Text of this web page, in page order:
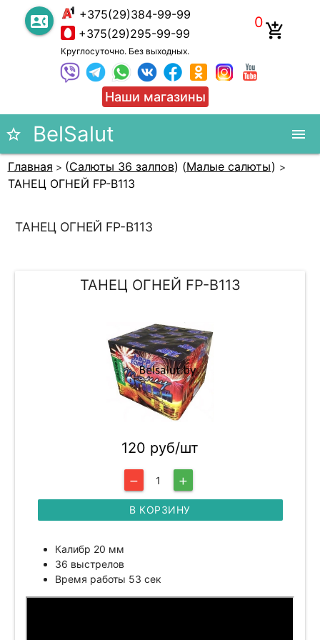
contact_phone
+375(29)384-99-99
+375(29)295-99-99
Круглосуточно. Без выходных.
add_shopping_cart
0
Наши магазины
star_border BelSalut menu
Главная > (Салюты 36 залпов) (Малые салюты) >
ТАНЕЦ ОГНЕЙ FP-B113
ТАНЕЦ ОГНЕЙ FP-B113
ТАНЕЦ ОГНЕЙ FP-B113
120 руб/шт
remove 1 add
В КОРЗИНУ
Калибр 20 мм
36 выстрелов
Время работы 53 сек